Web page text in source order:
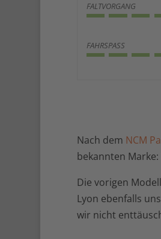
FALTVORGANG
FAHRSPASS
Nach dem NCM
bekannten
Die vorigen
Lyon ebenfalls
wir nicht